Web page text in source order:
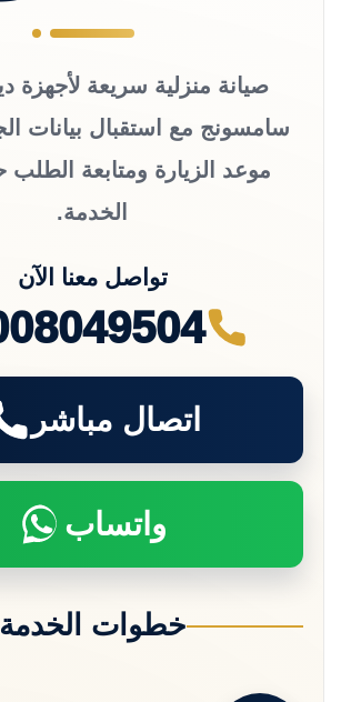
صيانة منزلية سريعة لأجهزة
سامسونج مع استقبال بيانات
موعد الزيارة ومتابعة الطلب
الخدمة.
تواصل معنا الآن
اتصال مباشر
واتساب
خطوات